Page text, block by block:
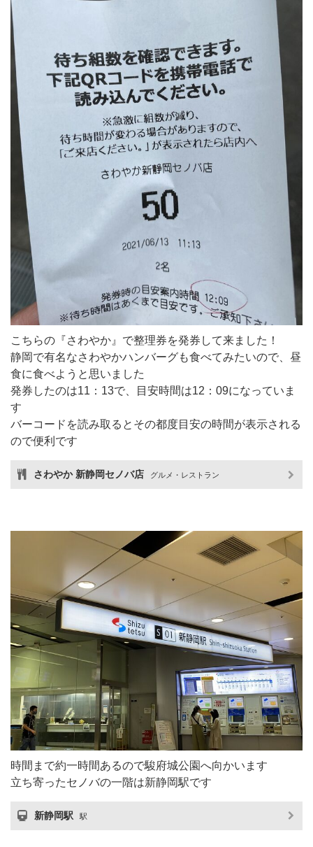
こちらの『さわやか』で整理券を発券して来ました！
静岡で有名なさわやかハンバーグも食べてみたいので、昼
食に食べようと思いました
発券したのは11：13で、目安時間は12：09になっていま
す
バーコードを読み取るとその都度目安の時間が表示される
ので便利です
さわやか 新静岡セノバ店 グルメ・レストラン
時間まで約一時間あるので駿府城公園へ向かいます
立ち寄ったセノバの一階は新静岡駅です
新静岡駅 駅